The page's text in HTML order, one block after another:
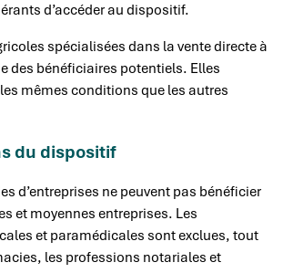
d’accéder au dispositif.
spécialisées dans la vente directe à
des bénéficiaires potentiels. Elles
mêmes conditions que les autres
du dispositif
d’entreprises ne peuvent pas bénéficier
et moyennes entreprises. Les
et paramédicales sont exclues, tout
les professions notariales et